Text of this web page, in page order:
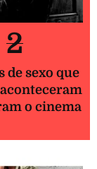
2
de sexo que
o cinema